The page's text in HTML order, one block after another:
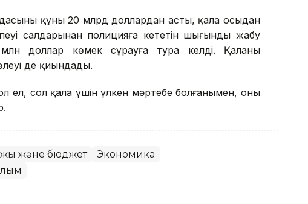
құны 20 млрд доллардан асты, қала осыдан
салдарынан полицияға кететін шығынды жабу
доллар көмек сұрауға тура келді. Қаланың
де қиындады.
ел, сол қала үшін үлкен мәртебе болғанымен, оның
және бюджет
Экономика